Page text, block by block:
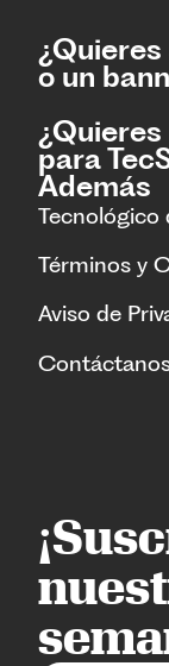
o un
para
Además
Tecnológico
Términos y
Aviso de